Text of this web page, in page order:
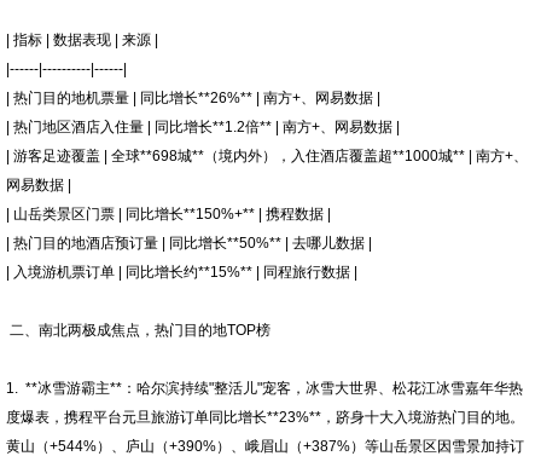
| 指标 | 数据表现 | 来源 |
|------|----------|------|
| 热门目的地机票量 | 同比增长**26%** | 南方+、网易数据 |
| 热门地区酒店入住量 | 同比增长**1.2倍** | 南方+、网易数据 |
| 游客足迹覆盖 | 全球**698城**（境内外），入住酒店覆盖超**1000城** | 南方+、
网易数据 |
| 山岳类景区门票 | 同比增长**150%+** | 携程数据 |
| 热门目的地酒店预订量 | 同比增长**50%** | 去哪儿数据 |
| 入境游机票订单 | 同比增长约**15%** | 同程旅行数据 |
二、南北两极成焦点，热门目的地TOP榜
1. **冰雪游霸主**：哈尔滨持续"整活儿"宠客，冰雪大世界、松花江冰雪嘉年华热
度爆表，携程平台元旦旅游订单同比增长**23%**，跻身十大入境游热门目的地。
黄山（+544%）、庐山（+390%）、峨眉山（+387%）等山岳景区因雪景加持订